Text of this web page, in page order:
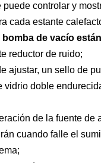
puede controlar y
cada estante
bomba de vacío
reductor de ruido;
ajustar, un sello de
vidrio doble
de la fuente de
cuando falle el